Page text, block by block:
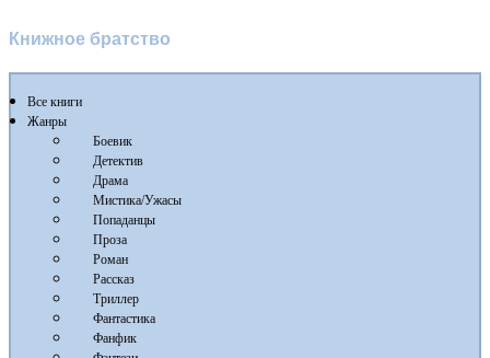
Книжное братство
Все книги
Жанры
Боевик
Детектив
Драма
Мистика/Ужасы
Попаданцы
Проза
Роман
Рассказ
Триллер
Фантастика
Фанфик